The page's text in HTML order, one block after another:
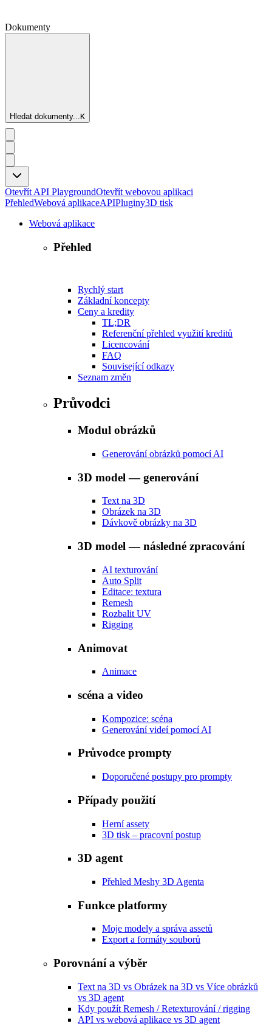
Dokumenty
Hledat dokumenty...K
Otevřít API PlaygroundOtevřít webovou aplikaci
PřehledWebová aplikaceAPIPluginy3D tisk
Webová aplikace
Přehled
Rychlý start
Základní koncepty
Ceny a kredity
TL;DR
Referenční přehled využití kreditů
Licencování
FAQ
Související odkazy
Seznam změn
Průvodci
Modul obrázků
Generování obrázků pomocí AI
3D model — generování
Text na 3D
Obrázek na 3D
Dávkově obrázky na 3D
3D model — následné zpracování
AI texturování
Auto Split
Editace: textura
Remesh
Rozbalit UV
Rigging
Animovat
Animace
scéna a video
Kompozice: scéna
Generování videí pomocí AI
Průvodce prompty
Doporučené postupy pro prompty
Případy použití
Herní assety
3D tisk – pracovní postup
3D agent
Přehled Meshy 3D Agenta
Funkce platformy
Moje modely a správa assetů
Export a formáty souborů
Porovnání a výběr
Text na 3D vs Obrázek na 3D vs Více obrázků
vs 3D agent
Kdy použít Remesh / Retexturování / rigging
API vs webová aplikace vs 3D agent